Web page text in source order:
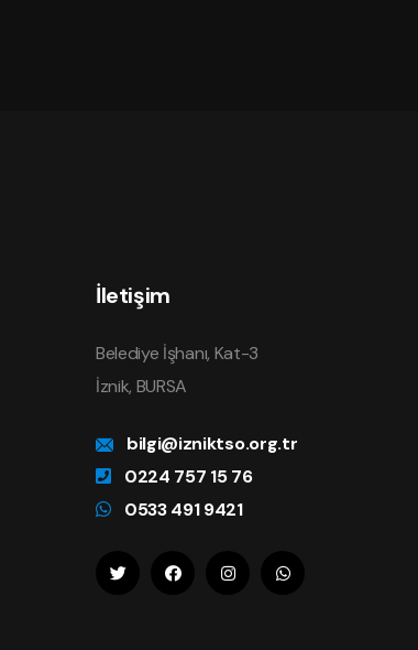
İletişim
Belediye İşhanı, Kat-3
İznik, BURSA
bilgi@izniktso.org.tr
0224 757 15 76
0533 491 9421